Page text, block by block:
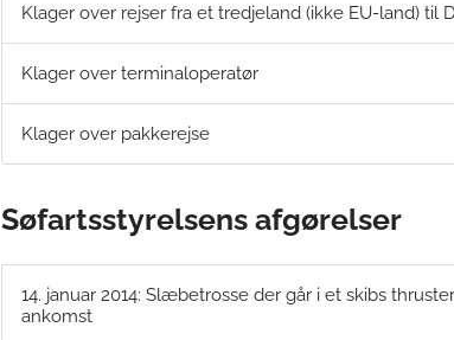
Klager over rejser fra et tredjeland (ikke EU-land) til
Klager over terminaloperatør
Klager over pakkerejse
Søfartsstyrelsens afgørelser
14. januar 2014: Slæbetrosse der går i et skibs
ankomst